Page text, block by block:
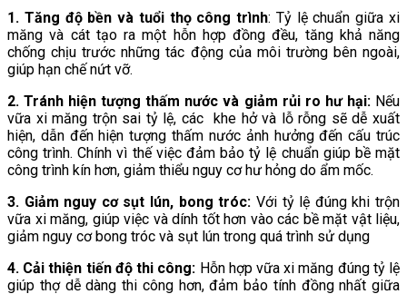
1. Tăng độ bền và tuổi thọ công trình: Tỷ lệ chuẩn giữa xi
măng và cát tạo ra một hỗn hợp đồng đều, tăng khả năng
chống chịu trước những tác động của môi trường bên ngoài,
giúp hạn chế nứt vỡ.
2. Tránh hiện tượng thấm nước và giảm rủi ro hư hại:Nếu
vữa xi măng trộn sai tỷ lệ, các khe hở và lỗ rỗng sẽ dễ xuất
hiện, dẫn đến hiện tượng thấm nước ảnh hưởng đến cấu trúc
công trình. Chính vì thế việc đảm bảo tỷ lệ chuẩn giúp bề mặt
công trình kín hơn, giảm thiểu nguy cơ hư hỏng do ẩm mốc.
3. Giảm nguy cơ sụt lún, bong tróc: Với tỷ lệ đúng khi trộn
vữa xi măng, giúp việc và dính tốt hơn vào các bề mặt vật liệu,
giảm nguy cơ bong tróc và sụt lún trong quá trình sử dụng
4. Cải thiện tiến độ thi công: Hỗn hợp vữa xi măng đúng tỷ lệ
giúp thợ dễ dàng thi công hơn, đảm bảo tính đồng nhất giữa